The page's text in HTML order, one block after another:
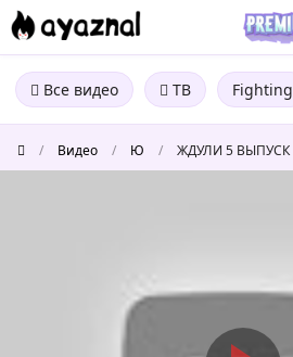
Все видео ТВ Fighting
/ Видео / Ю / ЖДУЛИ 5 ВЫПУСК